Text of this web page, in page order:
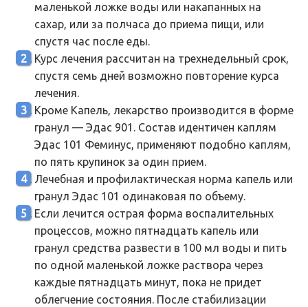
маленькой ложке воды или накапанных на
сахар, или за полчаса до приема пищи, или
спустя час после еды.
Курс лечения рассчитан на трехнедельный срок,
спустя семь дней возможно повторение курса
лечения.
Кроме Капель, лекарство производится в форме
гранул — Эдас 901. Состав идентичен каплям
Эдас 101 Феминус, применяют подобно каплям,
по пять крупинок за один прием.
Лечебная и профилактическая норма капель или
гранул Эдас 101 одинаковая по объему.
Если лечится острая форма воспалительных
процессов, можно пятнадцать капель или
гранул средства развести в 100 мл воды и пить
по одной маленькой ложке раствора через
каждые пятнадцать минут, пока не придет
облегчение состояния. После стабилизации